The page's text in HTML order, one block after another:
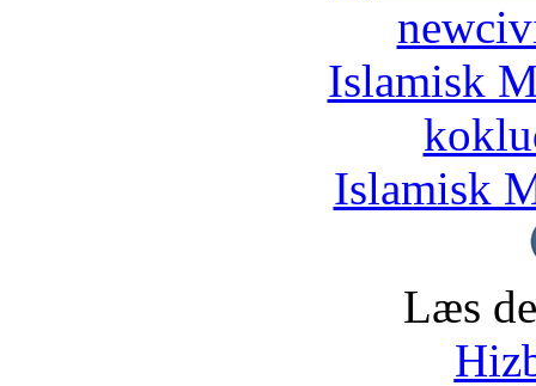
Islamisk
Islamisk
Læs